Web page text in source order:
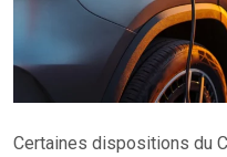
Certaines dispositions du